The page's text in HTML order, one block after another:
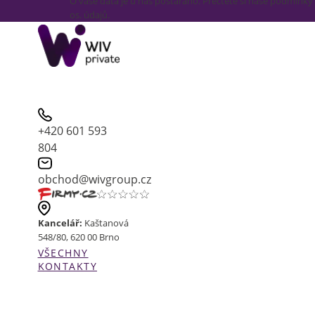
os. údajů.
+420 601 593
804
obchod@wivgroup.cz
Kancelář: Kaštanová
548/80, 620 00 Brno
VŠECHNY
KONTAKTY